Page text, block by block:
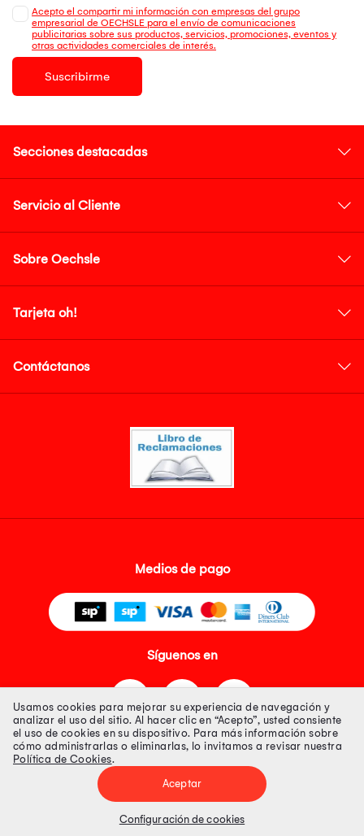
Acepto el compartir mi información con empresas del grupo
empresarial de OECHSLE para el envío de comunicaciones
publicitarias sobre sus productos, servicios, promociones, eventos y
otras actividades comerciales de interés.
Suscribirme
Secciones destacadas
Servicio al Cliente
Sobre Oechsle
Tarjeta oh!
Contáctanos
Medios de pago
Síguenos en
Tienda 100% Segura
Tiendas Peruanas S.A. R.U.C. Nº 20493020618. Todos los derechos
Precios disponibles solo en www.oechsle.pe. Precios online publicados
Usamos cookies para mejorar su experiencia de navegación y
analizar el uso del sitio. Al hacer clic en “Acepto”, usted consiente
el uso de cookies en su dispositivo. Para más información sobre
cómo administrarlas o eliminarlas, lo invitamos a revisar nuestra
Política de Cookies.
Aceptar
Configuración de cookies